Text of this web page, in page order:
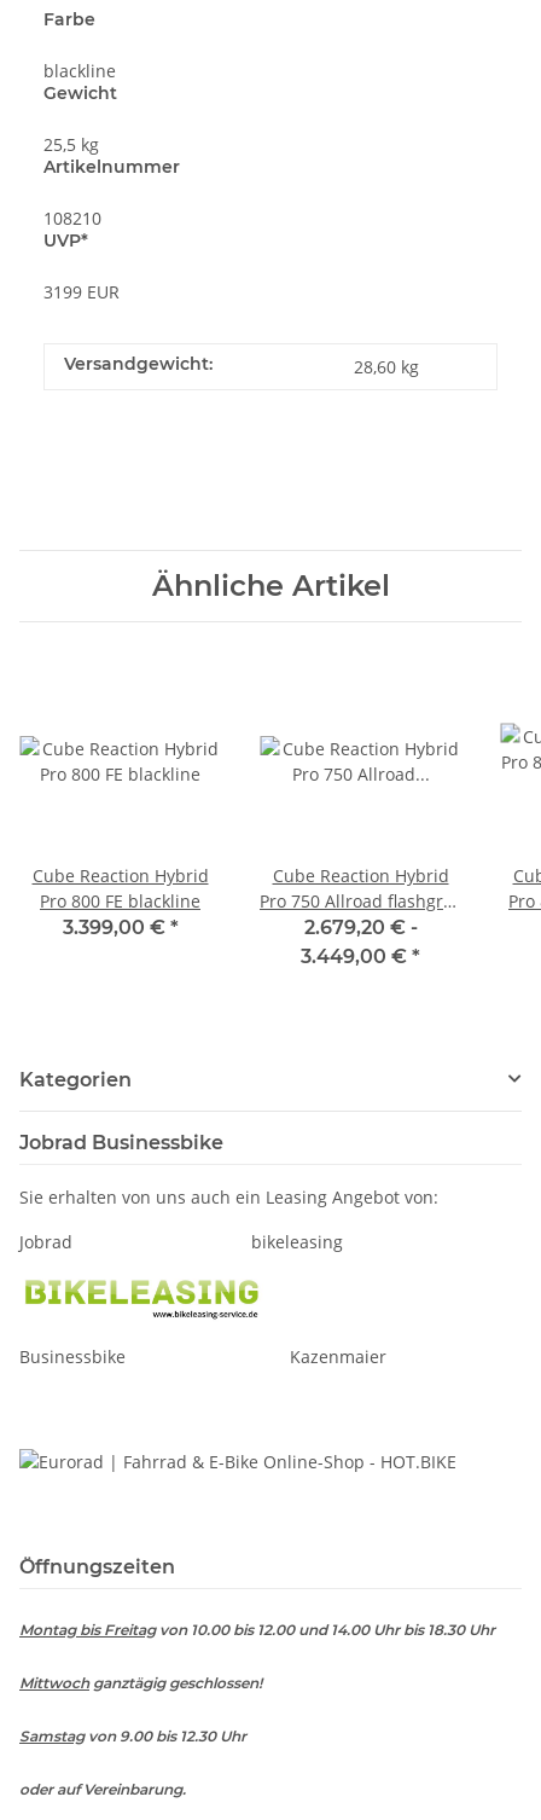
Farbe
blackline
Gewicht
25,5 kg
Artikelnummer
108210
UVP*
3199 EUR
Versandgewicht: 28,60 kg
Ähnliche Artikel
Cube Reaction Hybrid
Pro 800 FE blackline
3.399,00 € *
Cube Reaction Hybrid
Pro 750 Allroad flashgrey
´n´green
2.679,20 € -
3.449,00 € *
Pro
Kategorien
Jobrad Businessbike
Sie erhalten von uns auch ein Leasing Angebot von:
Jobrad bikeleasing
Businessbike Kazenmaier
Öffnungszeiten
Montag bis Freitagvon 10.00 bis 12.00 und 14.00 Uhr bis 18.30 Uhr
Mittwochganztägig geschlossen!
Samstagvon 9.00 bis 12.30 Uhr
oder auf Vereinbarung.